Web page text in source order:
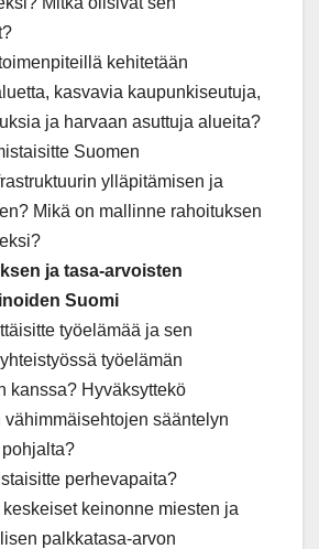
kehitetään
kasvavia kaupunkiseutuja,
ja harvaan asuttuja alueita?
Suomen
ylläpitämisen ja
Mikä on mallinne rahoituksen
ja tasa-arvoisten
Suomi
työelämää ja sen
työelämän
kanssa? Hyväksyttekö
vähimmäisehtojen sääntelyn
perhevapaita?
keskeiset keinonne miesten ja
palkkatasa-arvon